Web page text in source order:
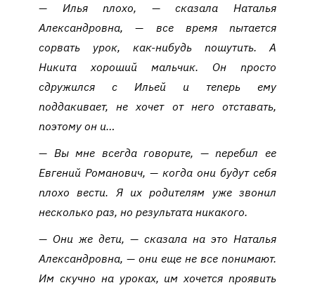
— Илья плохо, — сказала Наталья
Александровна, — все время пытается
сорвать урок, как-нибудь пошутить. А
Никита хороший мальчик. Он просто
сдружился с Ильей и теперь ему
поддакивает, не хочет от него отставать,
поэтому он и…
— Вы мне всегда говорите, — перебил ее
Евгений Романович, — когда они будут себя
плохо вести. Я их родителям уже звонил
несколько раз, но результата никакого.
— Они же дети, — сказала на это Наталья
Александровна, — они еще не все понимают.
Им скучно на уроках, им хочется проявить